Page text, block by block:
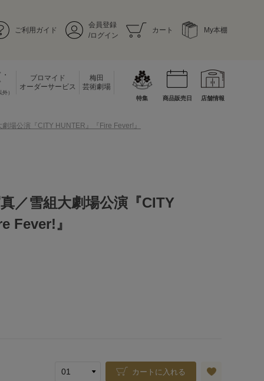
ご利用ガイド
会員登録
/ログイン
カート My本棚
）
ブロマイド
オーダーサービス
梅田
芸術劇場
特集 商品販売日 店舗情報
場公演『CITY HUNTER』『Fire Fever!』
／雪組大劇場公演『CITY
Fever!』
カートに入れる